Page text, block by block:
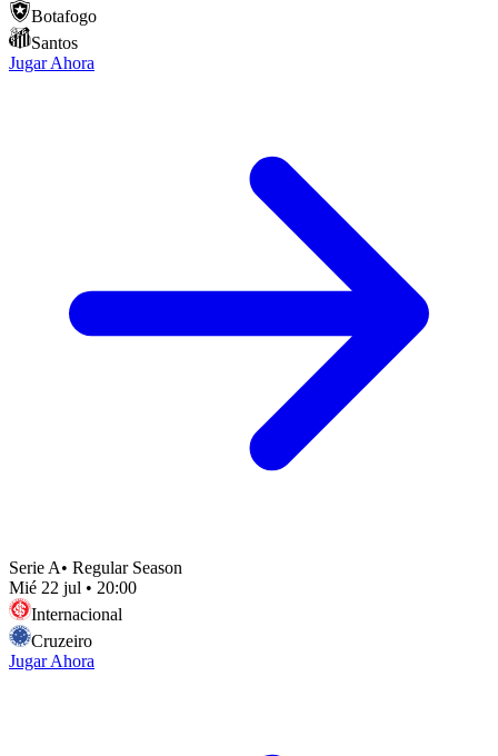
Botafogo
Santos
Jugar Ahora
Serie A• Regular Season
Mié 22 jul • 20:00
Internacional
Cruzeiro
Jugar Ahora